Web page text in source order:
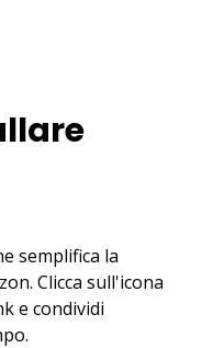
semplifica la
Clicca sull'icona
e condividi